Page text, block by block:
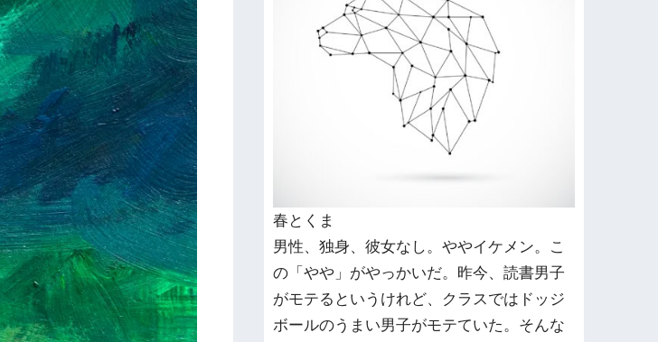
春とくま
男性、独身、彼女なし。ややイケメン。こ
の「やや」がやっかいだ。昨今、読書男子
がモテるというけれど、クラスではドッジ
ボールのうまい男子がモテていた。そんな